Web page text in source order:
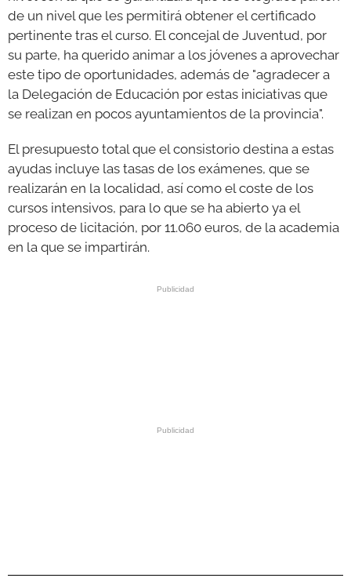
de un nivel que les permitirá obtener el certificado
pertinente tras el curso. El concejal de Juventud, por
su parte, ha querido animar a los jóvenes a aprovechar
este tipo de oportunidades, además de "agradecer a
la Delegación de Educación por estas iniciativas que
se realizan en pocos ayuntamientos de la provincia".
El presupuesto total que el consistorio destina a estas
ayudas incluye las tasas de los exámenes, que se
realizarán en la localidad, así como el coste de los
cursos intensivos, para lo que se ha abierto ya el
proceso de licitación, por 11.060 euros, de la academia
en la que se impartirán.